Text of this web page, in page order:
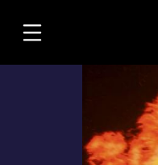
Übersicht